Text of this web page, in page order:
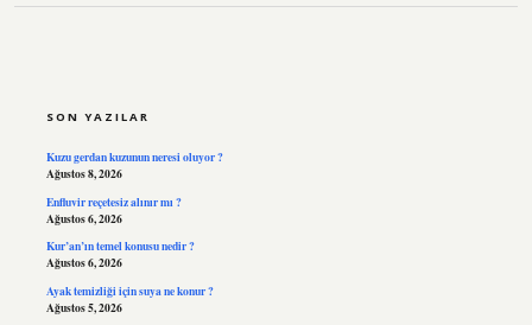
SON YAZILAR
Kuzu gerdan kuzunun neresi oluyor ?
Ağustos 8, 2026
Enfluvir reçetesiz alınır mı ?
Ağustos 6, 2026
Kur’an’ın temel konusu nedir ?
Ağustos 6, 2026
Ayak temizliği için suya ne konur ?
Ağustos 5, 2026